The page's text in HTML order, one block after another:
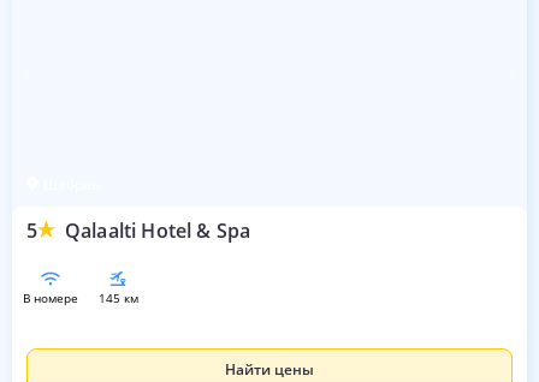
5 Qalaalti Hotel & Spa
в номере 145 км
Найти цены